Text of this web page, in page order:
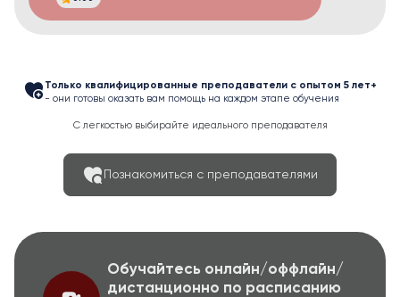
Только квалифицированные преподаватели с опытом 5 лет+
- они готовы оказать вам помощь на каждом этапе обучения
С легкостью выбирайте идеального преподавателя
Познакомиться с преподавателями
Обучайтесь онлайн/оффлайн/
дистанционно по расписанию